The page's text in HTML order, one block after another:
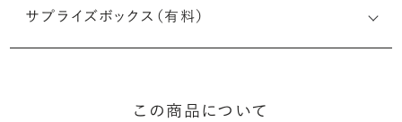
サプライズボックス（有料）
この商品について